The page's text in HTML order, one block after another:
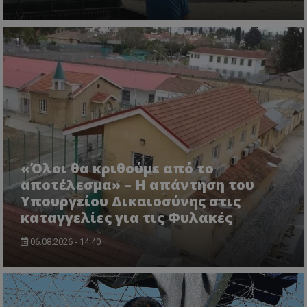
«Όλοι θα κριθούμε από το
αποτέλεσμα» – Η απάντηση του
Υπουργείου Δικαιοσύνης στις
καταγγελίες για τις Φυλακές
06.08.2026 - 14:40
ASP.NET_SessionId
Microsoft Corporation
VISITOR_PRIVACY_METADATA
YouTube
.youtube.com